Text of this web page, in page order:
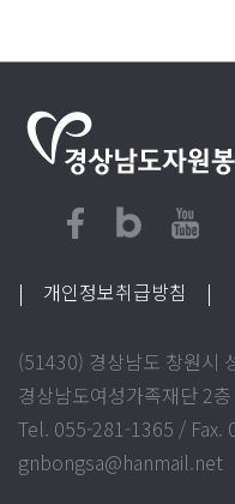
| 개인정보취급방침 |
(51430) 경상남도 창원시
경상남도여성가족재단 2층
Tel. 055-281-1365 / Fax.
gnbongsa@hanmail.net